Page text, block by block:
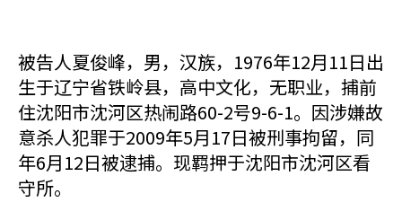
被告人夏俊峰，男，汉族，1976年12月11日出
生于辽宁省铁岭县，高中文化，无职业，捕前
住沈阳市沈河区热闹路60-2号9-6-1。因涉嫌故
意杀人犯罪于2009年5月17日被刑事拘留，同
年6月12日被逮捕。现羁押于沈阳市沈河区看
守所。